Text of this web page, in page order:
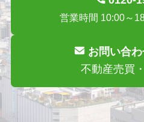
営業時間 10:00～
お問い合わ
不動産売買